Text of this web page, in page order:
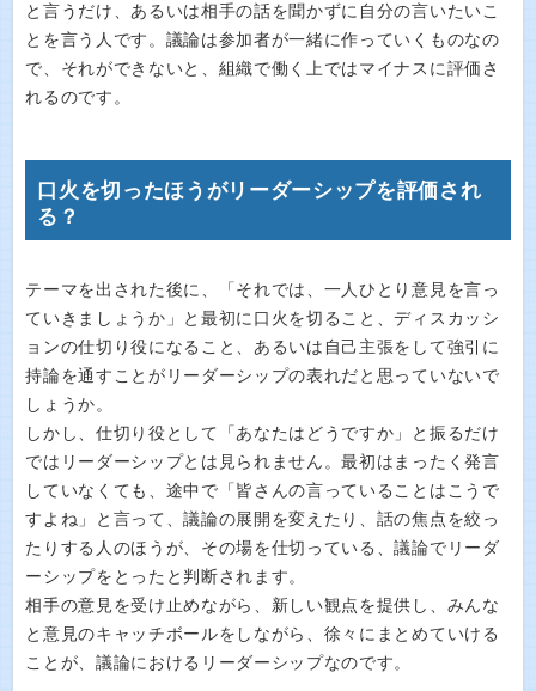
と言うだけ、あるいは相手の話を聞かずに自分の言いたいこ
とを言う人です。議論は参加者が一緒に作っていくものなの
で、それができないと、組織で働く上ではマイナスに評価さ
れるのです。
口火を切ったほうがリーダーシップを評価され
る？
テーマを出された後に、「それでは、一人ひとり意見を言っ
ていきましょうか」と最初に口火を切ること、ディスカッシ
ョンの仕切り役になること、あるいは自己主張をして強引に
持論を通すことがリーダーシップの表れだと思っていないで
しょうか。
しかし、仕切り役として「あなたはどうですか」と振るだけ
ではリーダーシップとは見られません。最初はまったく発言
していなくても、途中で「皆さんの言っていることはこうで
すよね」と言って、議論の展開を変えたり、話の焦点を絞っ
たりする人のほうが、その場を仕切っている、議論でリーダ
ーシップをとったと判断されます。
相手の意見を受け止めながら、新しい観点を提供し、みんな
と意見のキャッチボールをしながら、徐々にまとめていける
ことが、議論におけるリーダーシップなのです。